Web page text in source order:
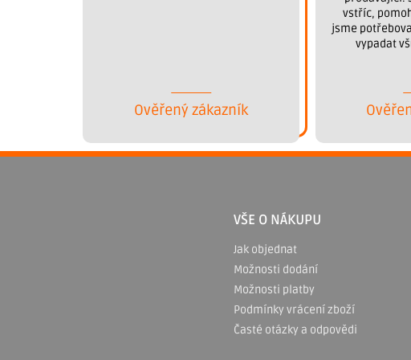
Ověřený zákazník
vstříc,
jsme
vypadat
VŠE O NÁKUPU
Jak objednat
Možnosti dodání
Možnosti platby
Podmínky vrácení zboží
Časté otázky a odpovědi